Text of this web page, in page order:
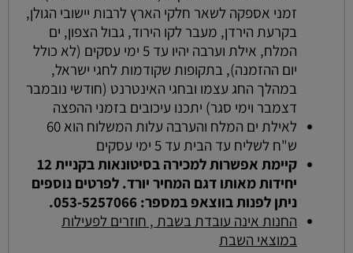
זמני אספקה לשאר חלקי הארץ לרבות יישובי הגולן,
בקרעת הירדן, מעבר לקו הירוד, גבול הצפון, ים
המלח, אילת וערבה יהיו עד 5 ימי עסקים (לא כולל
יום ההזמנה), בתקופות שקודמות לחגי ישראל,
במהלך החג עצמו ובחגי האינטרנט (חודשי נובמבר
דצמבר וימי סגר) יתכנו עיכובים בזמני ההפצה
לאילת ים המלח והערבה עלות המשלוח הוא 60
ש"ח לשליח עד הבית עד 5 ימי עסקים
קיימת אפשרות למכירה בסיטונאות בקניית 12
יחידות מאותו דגם המחיר יורד. לפרטים נוספים
ניתן לפנות בווצאפ במספר: 053-5257066.
החנות אינה עובדת בשבת , חוזרים לפעילות
במוצאי השבת